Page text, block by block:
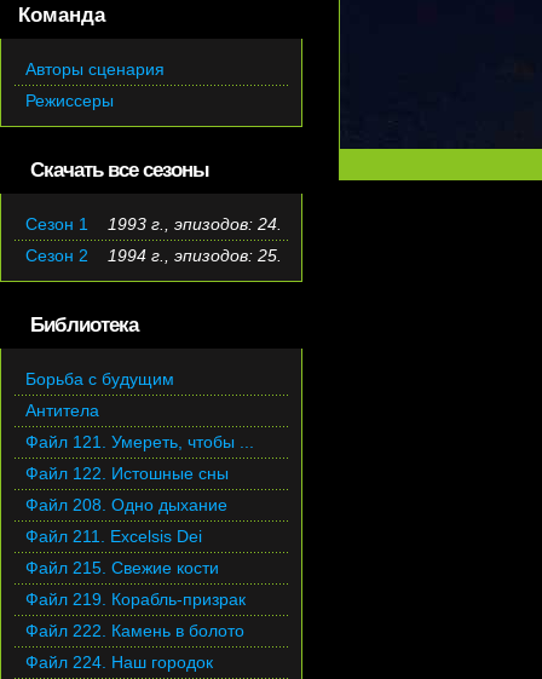
Команда
Авторы сценария
Режиссеры
Скачать все сезоны
Сезон 1
1993 г., эпизодов: 24.
Сезон 2
1994 г., эпизодов: 25.
Библиотека
Борьба с будущим
Антитела
Файл 121. Умереть, чтобы ...
Файл 122. Истошные сны
Файл 208. Одно дыхание
Файл 211. Excelsis Dei
Файл 215. Свежие кости
Файл 219. Корабль-призрак
Файл 222. Камень в болото
Файл 224. Наш городок